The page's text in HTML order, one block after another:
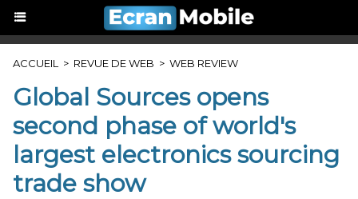
ACCUEIL > REVUE DE WEB > WEB REVIEW
Global Sources opens
second phase of world's
largest electronics sourcing
trade show